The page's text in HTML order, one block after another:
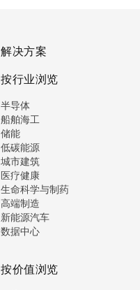
解决方案
按行业浏览
半导体
船舶海工
储能
低碳能源
城市建筑
医疗健康
生命科学与制药
高端制造
新能源汽车
数据中心
按价值浏览